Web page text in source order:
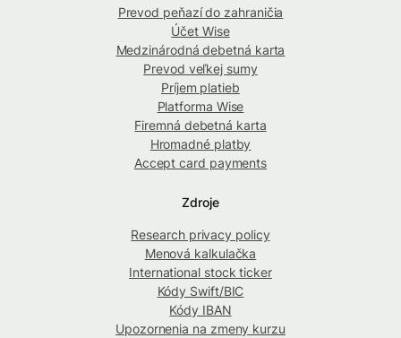
Prevod peňazí do zahraničia
Účet Wise
Medzinárodná debetná karta
Prevod veľkej sumy
Príjem platieb
Platforma Wise
Firemná debetná karta
Hromadné platby
Accept card payments
Zdroje
Research privacy policy
Menová kalkulačka
International stock ticker
Kódy Swift/BIC
Kódy IBAN
Upozornenia na zmeny kurzu